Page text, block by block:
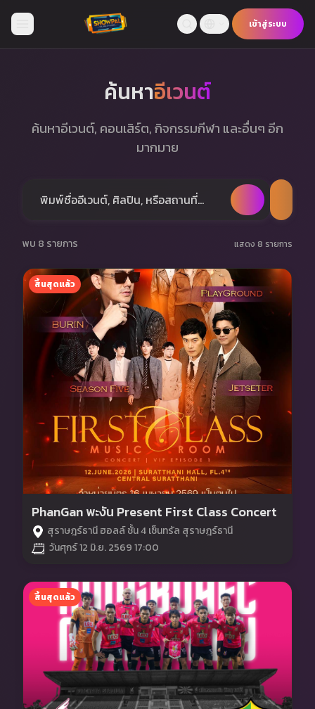
เข้าสู่ระบบ
บันเทิง
อีเวนต์
ค้นหาอีเวนต์
ค้นหาอีเวนต์, คอนเสิร์ต, กิจกรรมกีฬา และอื่นๆ อีก
มากมาย
พบ 8 รายการ แสดง 8 รายการ
สิ้นสุดแล้ว
PhanGan พะงัน Present First Class Concert
สุราษฎร์ธานี ฮอลล์ ชั้น 4 เซ็นทรัล สุราษฎร์ธานี
วันศุกร์ 12 มิ.ย. 2569 17:00
สิ้นสุดแล้ว